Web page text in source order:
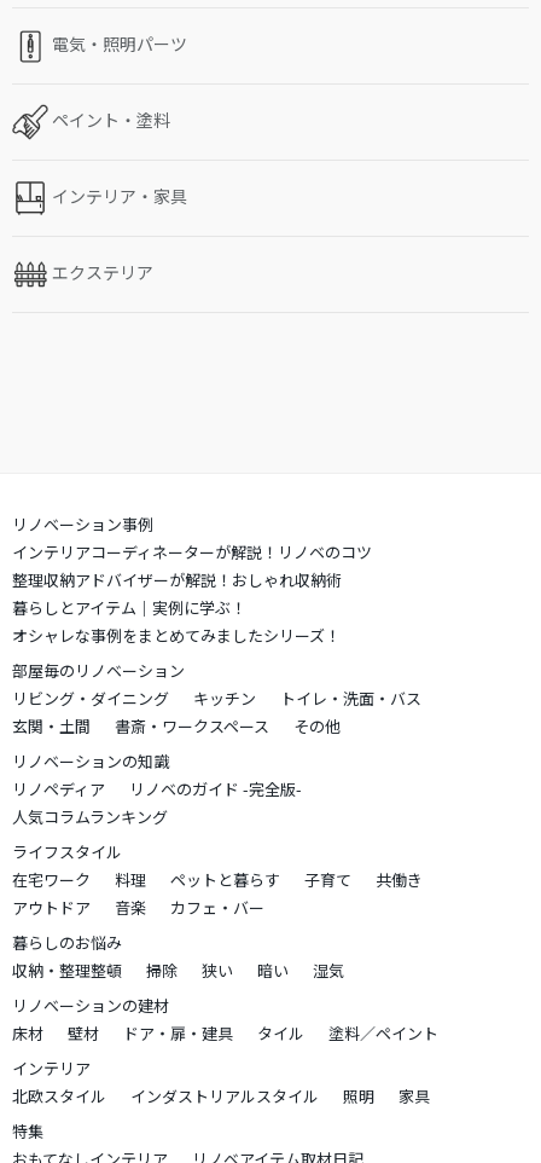
電気・照明パーツ
ペイント・塗料
インテリア・家具
エクステリア
リノベーション事例
インテリアコーディネーターが解説！リノベのコツ
整理収納アドバイザーが解説！おしゃれ収納術
暮らしとアイテム｜実例に学ぶ！
オシャレな事例をまとめてみましたシリーズ！
部屋毎のリノベーション
リビング・ダイニング
キッチン
トイレ・洗面・バス
玄関・土間
書斎・ワークスペース
その他
リノベーションの知識
リノペディア
リノベのガイド -完全版-
人気コラムランキング
ライフスタイル
在宅ワーク
料理 ペットと暮らす 子育て
共働き
アウトドア
音楽
カフェ・バー
暮らしのお悩み
収納・整理整頓
掃除 狭い 暗い
湿気
リノベーションの建材
床材
壁材 ドア・扉・建具 タイル
塗料／ペイント
インテリア
北欧スタイル
インダストリアルスタイル 照明
家具
特集